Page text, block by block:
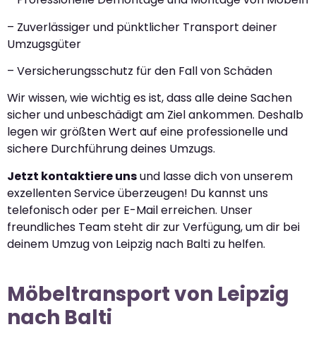
– Zuverlässiger und pünktlicher Transport deiner
Umzugsgüter
– Versicherungsschutz für den Fall von Schäden
Wir wissen, wie wichtig es ist, dass alle deine Sachen
sicher und unbeschädigt am Ziel ankommen. Deshalb
legen wir größten Wert auf eine professionelle und
sichere Durchführung deines Umzugs.
Jetzt kontaktiere unsund lasse dich von unserem
exzellenten Service überzeugen! Du kannst uns
telefonisch oder per E-Mail erreichen. Unser
freundliches Team steht dir zur Verfügung, um dir bei
deinem Umzug von Leipzig nach Balti zu helfen.
Möbeltransport von Leipzig
nach Balti